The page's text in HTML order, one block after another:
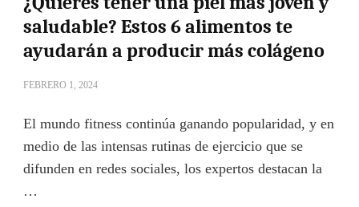
saludable? Estos 6 alimentos te
ayudarán a producir más colágeno
FEBRERO 1, 2024
El mundo fitness continúa ganando popularidad, y en
medio de las intensas rutinas de ejercicio que se
difunden en redes sociales, los expertos destacan la
…